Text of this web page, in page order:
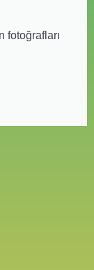
fotoğrafları